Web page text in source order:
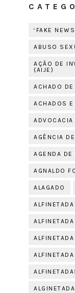
‘FAKE
ABUSO
AÇÃO DE
(AIJE)
ACHADO DE
ACHADOS E
AGÊNCIA
AGENDA DE
AGNALDO
ALAGADO
ALGINETADA